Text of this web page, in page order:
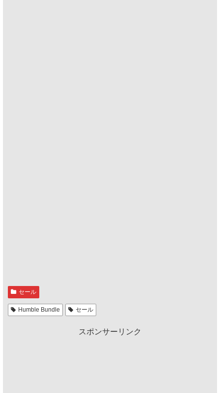
セール
Humble Bundle セール
スポンサーリンク